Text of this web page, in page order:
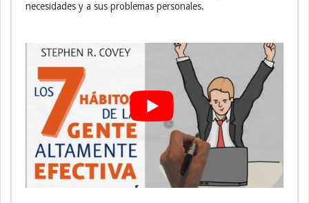
necesidades y a sus problemas personales.